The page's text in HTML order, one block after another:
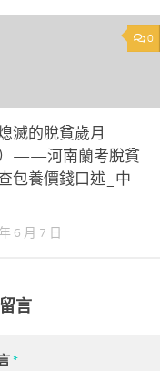
0
滅的脫貧歲月
）——河南蘭考脫貧
包養價錢口述_中
6 月 7 日
言
*